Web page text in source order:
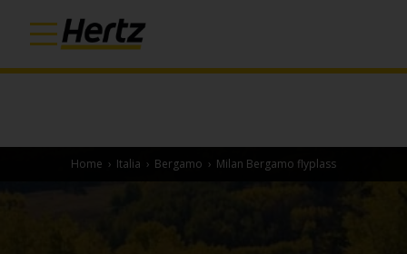
Home › Italia › Bergamo › Milan Bergamo flyplass